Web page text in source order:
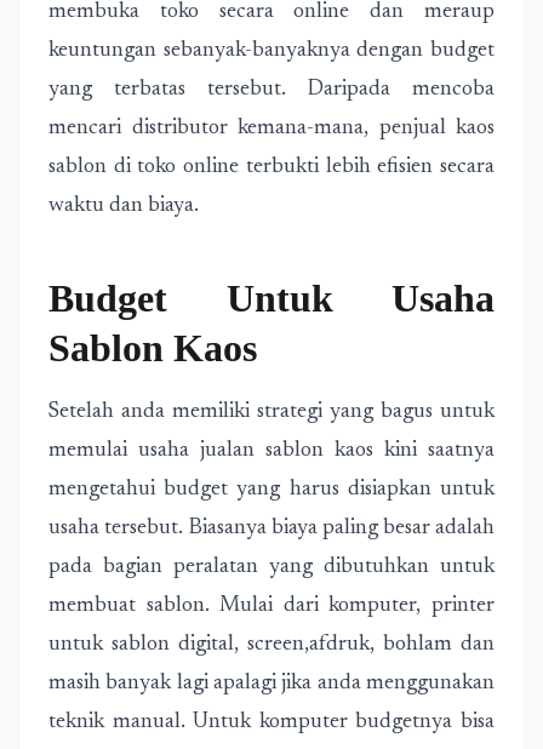
membuka toko secara online dan meraup
keuntungan sebanyak-banyaknya dengan budget
yang terbatas tersebut. Daripada mencoba
mencari distributor kemana-mana, penjual kaos
sablon di toko online terbukti lebih efisien secara
waktu dan biaya.
Budget Untuk Usaha
Sablon Kaos
Setelah anda memiliki strategi yang bagus untuk
memulai usaha jualan sablon kaos kini saatnya
mengetahui budget yang harus disiapkan untuk
usaha tersebut. Biasanya biaya paling besar adalah
pada bagian peralatan yang dibutuhkan untuk
membuat sablon. Mulai dari komputer, printer
untuk sablon digital, screen,afdruk, bohlam dan
masih banyak lagi apalagi jika anda menggunakan
teknik manual. Untuk komputer budgetnya bisa